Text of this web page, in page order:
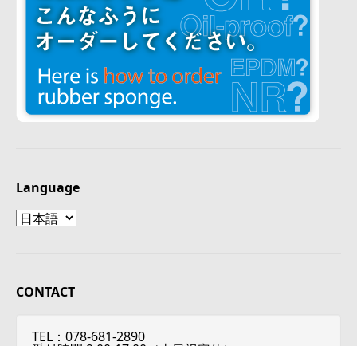
Language
Language
CONTACT
TEL：078-681-2890